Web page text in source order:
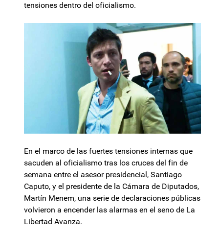
tensiones dentro del oficialismo.
En el marco de las fuertes tensiones internas que
sacuden al oficialismo tras los cruces del fin de
semana entre el asesor presidencial, Santiago
Caputo, y el presidente de la Cámara de Diputados,
Martín Menem, una serie de declaraciones públicas
volvieron a encender las alarmas en el seno de La
Libertad Avanza.